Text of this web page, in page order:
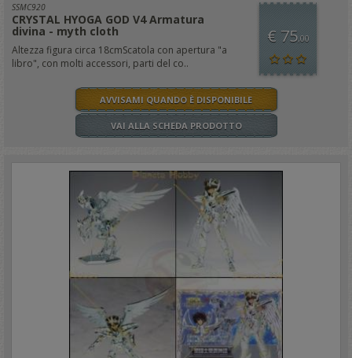
SSMC920
CRYSTAL HYOGA GOD V4 Armatura
divina - myth cloth
Altezza figura circa 18cmScatola con apertura "a
libro", con molti accessori, parti del co..
€ 75,00
AVVISAMI QUANDO È DISPONIBILE
VAI ALLA SCHEDA PRODOTTO